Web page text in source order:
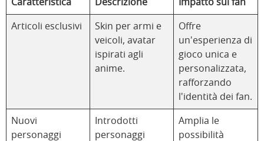
Caratteristica Descrizione Impatto sui fan
Articoli esclusivi
Skin per armi e
veicoli, avatar
ispirati agli
anime.
Offre
un'esperienza di
gioco unica e
personalizzata,
rafforzando
l'identità dei fan.
Nuovi
personaggi
Introdotti
personaggi
Amplia le
possibilità